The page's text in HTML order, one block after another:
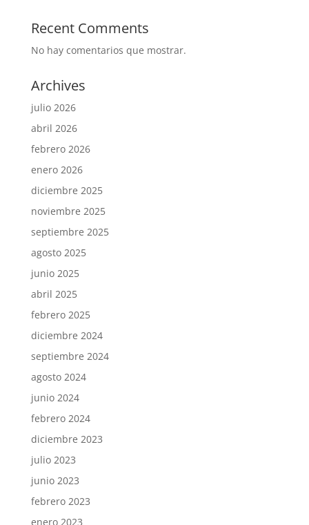
Recent Comments
No hay comentarios que mostrar.
Archives
julio 2026
abril 2026
febrero 2026
enero 2026
diciembre 2025
noviembre 2025
septiembre 2025
agosto 2025
junio 2025
abril 2025
febrero 2025
diciembre 2024
septiembre 2024
agosto 2024
junio 2024
febrero 2024
diciembre 2023
julio 2023
junio 2023
febrero 2023
enero 2023